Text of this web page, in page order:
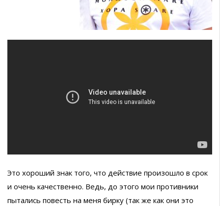
Это хороший знак того, что действие произошло в срок
и очень качественно. Ведь, до этого мои противники
пытались повесть на меня бирку (так же как они это